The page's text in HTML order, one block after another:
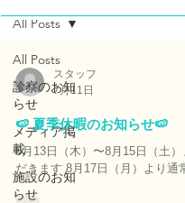
All Posts
診察のお知
らせ
メディア掲
載
施設のお知
らせ
All Posts
スタッフ
7月11日
🍉 夏季休暇のお知らせ🍉
8月13日（木）〜8月15日（土）
だきます 8月17日（月）より通